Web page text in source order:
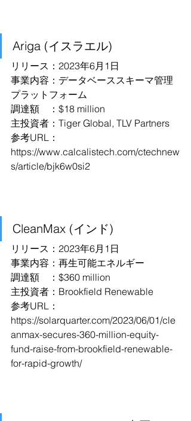
Ariga (イスラエル)
リリース：2023年6月1日
事業内容：データベーススキーマ管理
プラットフォーム
調達額　：$18 million
主投資者：Tiger Global, TLV Partners
参考URL：
https://www.calcalistech.com/ctechnew
s/article/bjk6w0si2
CleanMax (インド)
リリース：2023年6月1日
事業内容：再生可能エネルギー
調達額　：$360 million
主投資者：Brookfield Renewable
参考URL：
https://solarquarter.com/2023/06/01/cle
anmax-secures-360-million-equity-
fund-raise-from-brookfield-renewable-
for-rapid-growth/